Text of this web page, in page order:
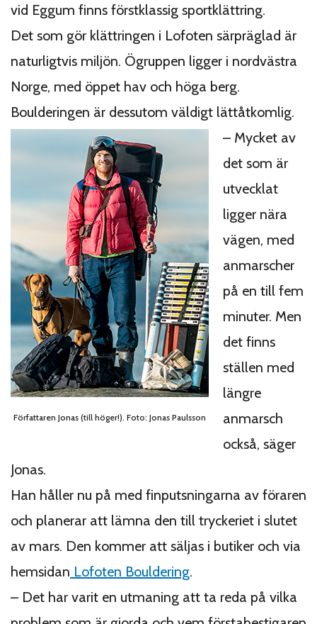
vid Eggum finns förstklassig sportklättring.
Det som gör klättringen i Lofoten särpräglad är
naturligtvis miljön. Ögruppen ligger i nordvästra
Norge, med öppet hav och höga berg.
Boulderingen är dessutom väldigt lättåtkomlig.
Författaren Jonas (till höger!). Foto: Jonas Paulsson
– Mycket av
det som är
utvecklat
ligger nära
vägen, med
anmarscher
på en till fem
minuter. Men
det finns
ställen med
längre
anmarsch
också, säger
Jonas.
Han håller nu på med finputsningarna av föraren
och planerar att lämna den till tryckeriet i slutet
av mars. Den kommer att säljas i butiker och via
hemsidan Lofoten Bouldering.
– Det har varit en utmaning att ta reda på vilka